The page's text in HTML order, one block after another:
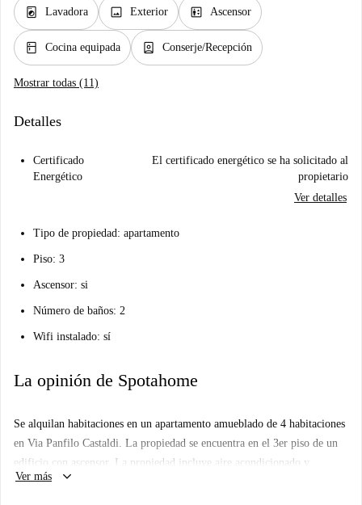
local_laundry_service Lavadora image Exterior elevator Ascensor
kitchen Cocina equipada person_book Conserje/Recepción
Mostrar todas (11)
Detalles
Certificado
Energético
El certificado energético se ha solicitado al
propietario
Ver detalles
Tipo de propiedad: apartamento
Piso: 3
Ascensor: si
Número de baños: 2
Wifi instalado: sí
La opinión de Spotahome
Se alquilan habitaciones en un apartamento amueblado de 4 habitaciones
en Via Panfilo Castaldi. La propiedad se encuentra en el 3er piso de un
edificio con ascensor. La propiedad incluye aire acondicionado y
lavavajillas.
Ver más keyboard_arrow_down